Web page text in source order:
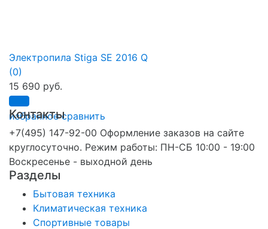
избранное сравнить
Электропила Stiga SE 2016 Q
(0)
15 690 руб.
Контакты
+7(495) 147-92-00 Оформление заказов на сайте
круглосуточно. Режим работы: ПН-СБ 10:00 - 19:00
Воскресенье - выходной день
Разделы
Бытовая техника
Климатическая техника
Спортивные товары